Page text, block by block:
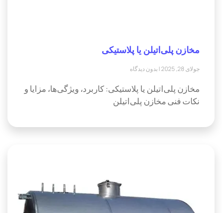
مخازن پلی‌اتیلن یا پلاستیکی
جولای 28, 2025 بدون دیدگاه
مخازن پلی‌اتیلن یا پلاستیکی: کاربرد، ویژگی‌ها، مزایا و
نکات فنی مخازن پلی‌اتیلن